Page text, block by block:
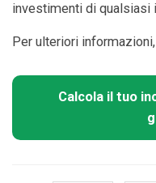
investimenti di qualsiasi
Per ulteriori
Calcola il tuo